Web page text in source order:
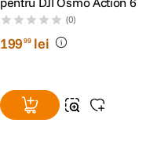
(0)
19999 lei